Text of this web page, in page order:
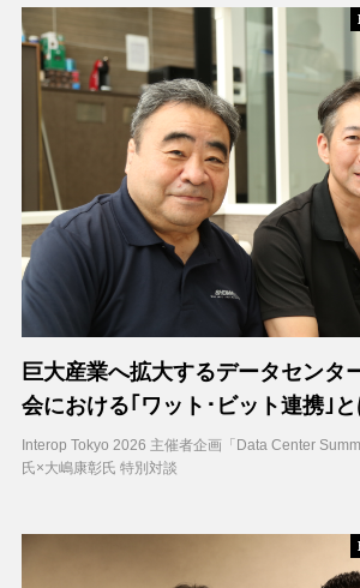
巨大産業へ拡大するデータセンタ
会における｢ワット･ビット連携｣と
Interop Tokyo 2026 主催者企画「Data Center
氏×大嶋康彰氏 特別対談